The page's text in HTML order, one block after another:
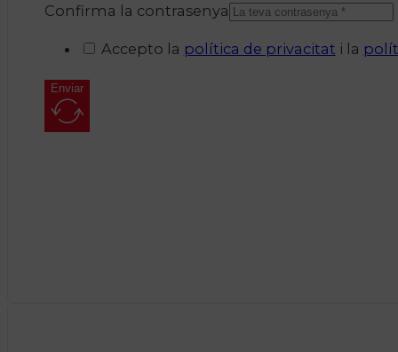
Confirma la contrasenya
Accepto la política de privacitat i la
Enviar